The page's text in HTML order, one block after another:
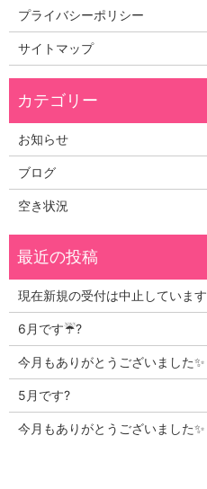
プライバシーポリシー
サイトマップ
お知らせ
ブログ
空き状況
現在新規の受付は中止しています
6月です☔?
今月もありがとうございました✨
5月です?
今月もありがとうございました✨